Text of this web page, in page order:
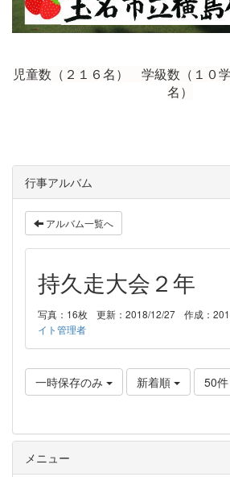
児童数（２１６名） 学級数（１０
名）
行事アルバム
アルバム一覧へ
持久走大会２年
写真：16枚 更新：2018/12/27 作成：
イト管理者
一時保存のみ 新着順 50件
メニュー